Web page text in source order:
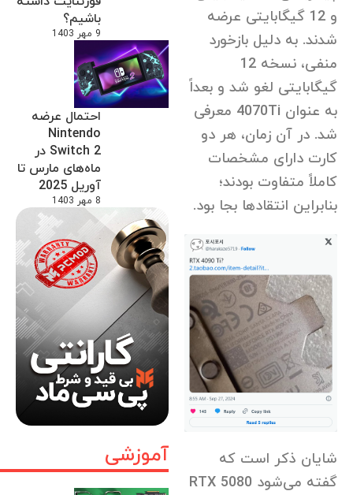
باشیم؟
9 مهر 1403
احتمال عرضه
Nintendo
Switch 2 در
ماه‌های مارس تا
آوریل 2025
8 مهر 1403
آموزشی
و 12 گیگابایتی عرضه
شدند. به دلیل بازخورد
منفی، نسخه 12
گیگابایتی لغو شد و بعداً
به عنوان 4070Ti معرفی
شد. در آن زمان، هر دو
کارت دارای مشخصات
کاملاً متفاوت بودند؛
بنابراین انتقادها بجا بود.
شایان ذکر است که
گفته می‌شود RTX 5080